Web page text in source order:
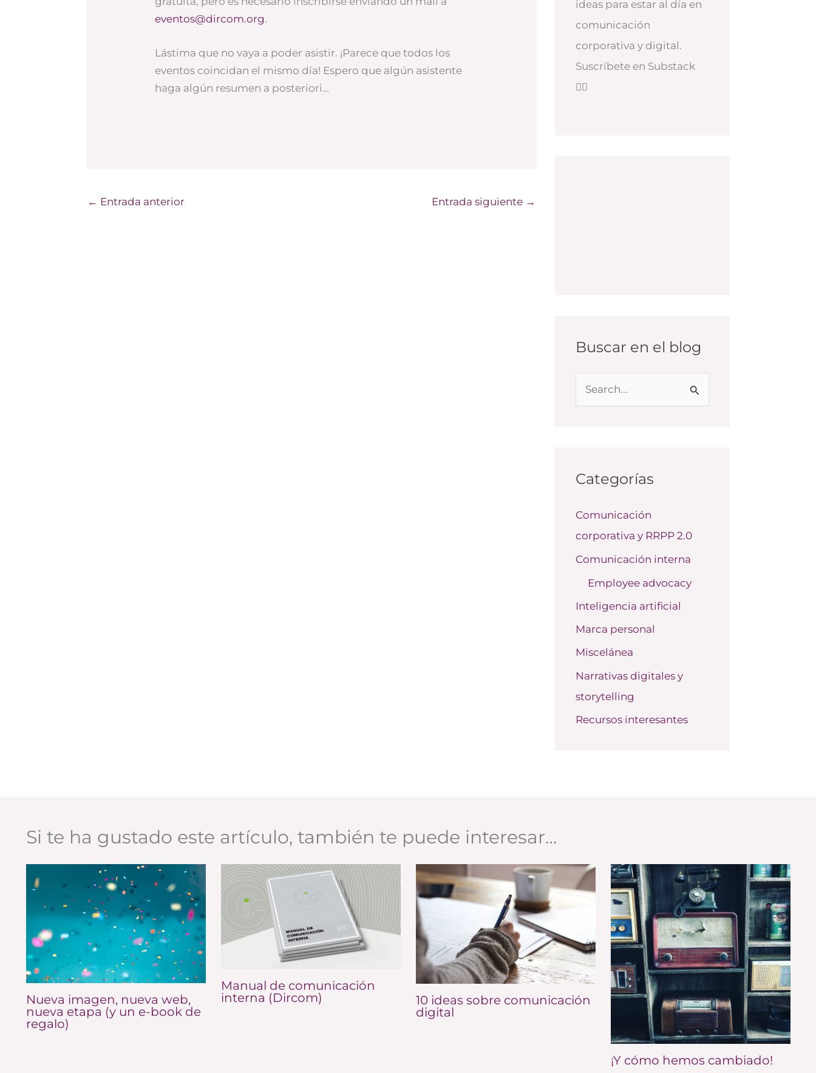
eventos@dircom.org.
Lástima que no vaya a poder asistir. ¡Parece que todos los
eventos coincidan el mismo día! Espero que algún asistente
haga algún resumen a posteriori…
← Entrada anterior Entrada siguiente →
ideas para estar al día en
comunicación
corporativa y digital.
Suscríbete en Substack
👇🏻
Buscar en el blog
a
p
o
r
Categorías
Comunicación
corporativa y RRPP 2.0
Comunicación interna
Employee advocacy
Inteligencia artificial
Marca personal
Miscelánea
Narrativas digitales y
storytelling
Recursos interesantes
Si te ha gustado este artículo, también te puede interesar…
Nueva imagen, nueva web,
nueva etapa (y un e-book de
regalo)
Manual de comunicación
interna (Dircom)
10 ideas sobre comunicación
digital
¡Y cómo hemos cambiado!